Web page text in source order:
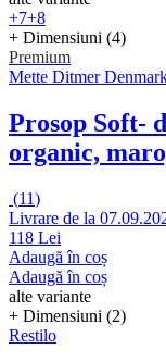
+7+8
+ Dimensiuni (4)
Premium
Mette Ditmer
Prosop Soft-
organic,
(11)
Livrare de la
118 Lei
Adaugă în coș
Adaugă în coș
alte variante
+ Dimensiuni (2)
Restilo